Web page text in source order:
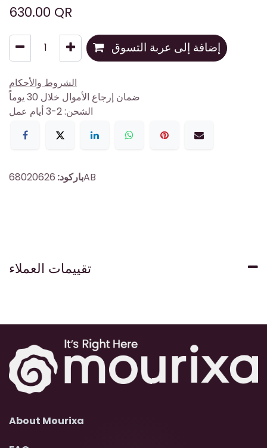
630.00 QR
إضافة إلى عربة التسوق
الشروط والأحكام
ضمان إرجاع الأموال خلال 30 يوماً
الشحن: 2-3 أيام عمل
باركود:68020626AB
تقييمات العملاء
About Mourixa